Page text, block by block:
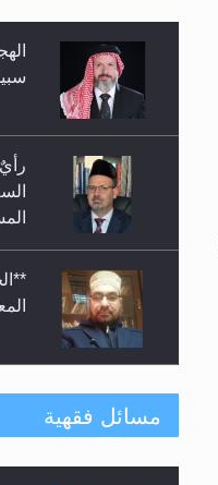
مسائل فقهية